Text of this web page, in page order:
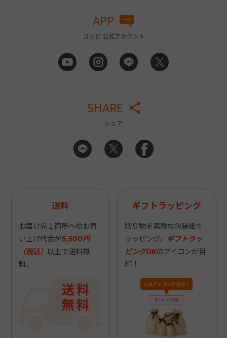
APP
コンビ 公式アカウント
SHARE
シェア
送料
お届け先１箇所へのお買
い上げ代金が5,500円
（税込） 以上で送料無
料。
ギフトラッピング
贈り物を素敵な包装紙で
ラッピング。 ギフトラッ
ピングOKのアイコンが目
印！